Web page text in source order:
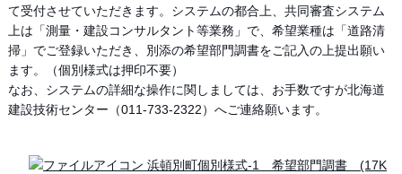
て受付させていただきます。システムの都合上、共同審査システム
上は「測量・建設コンサルタント等業務」で、希望業種は「道路清
掃」でご登録いただき、別添の希望部門調書をご記入の上提出願い
ます。（個別様式は押印不要）
なお、システムの詳細な操作に関しましては、お手数ですが北海道
建設技術センター（011-733-2322）へご連絡願います。
浜頓別町個別様式-1 希望部門調書 (17K